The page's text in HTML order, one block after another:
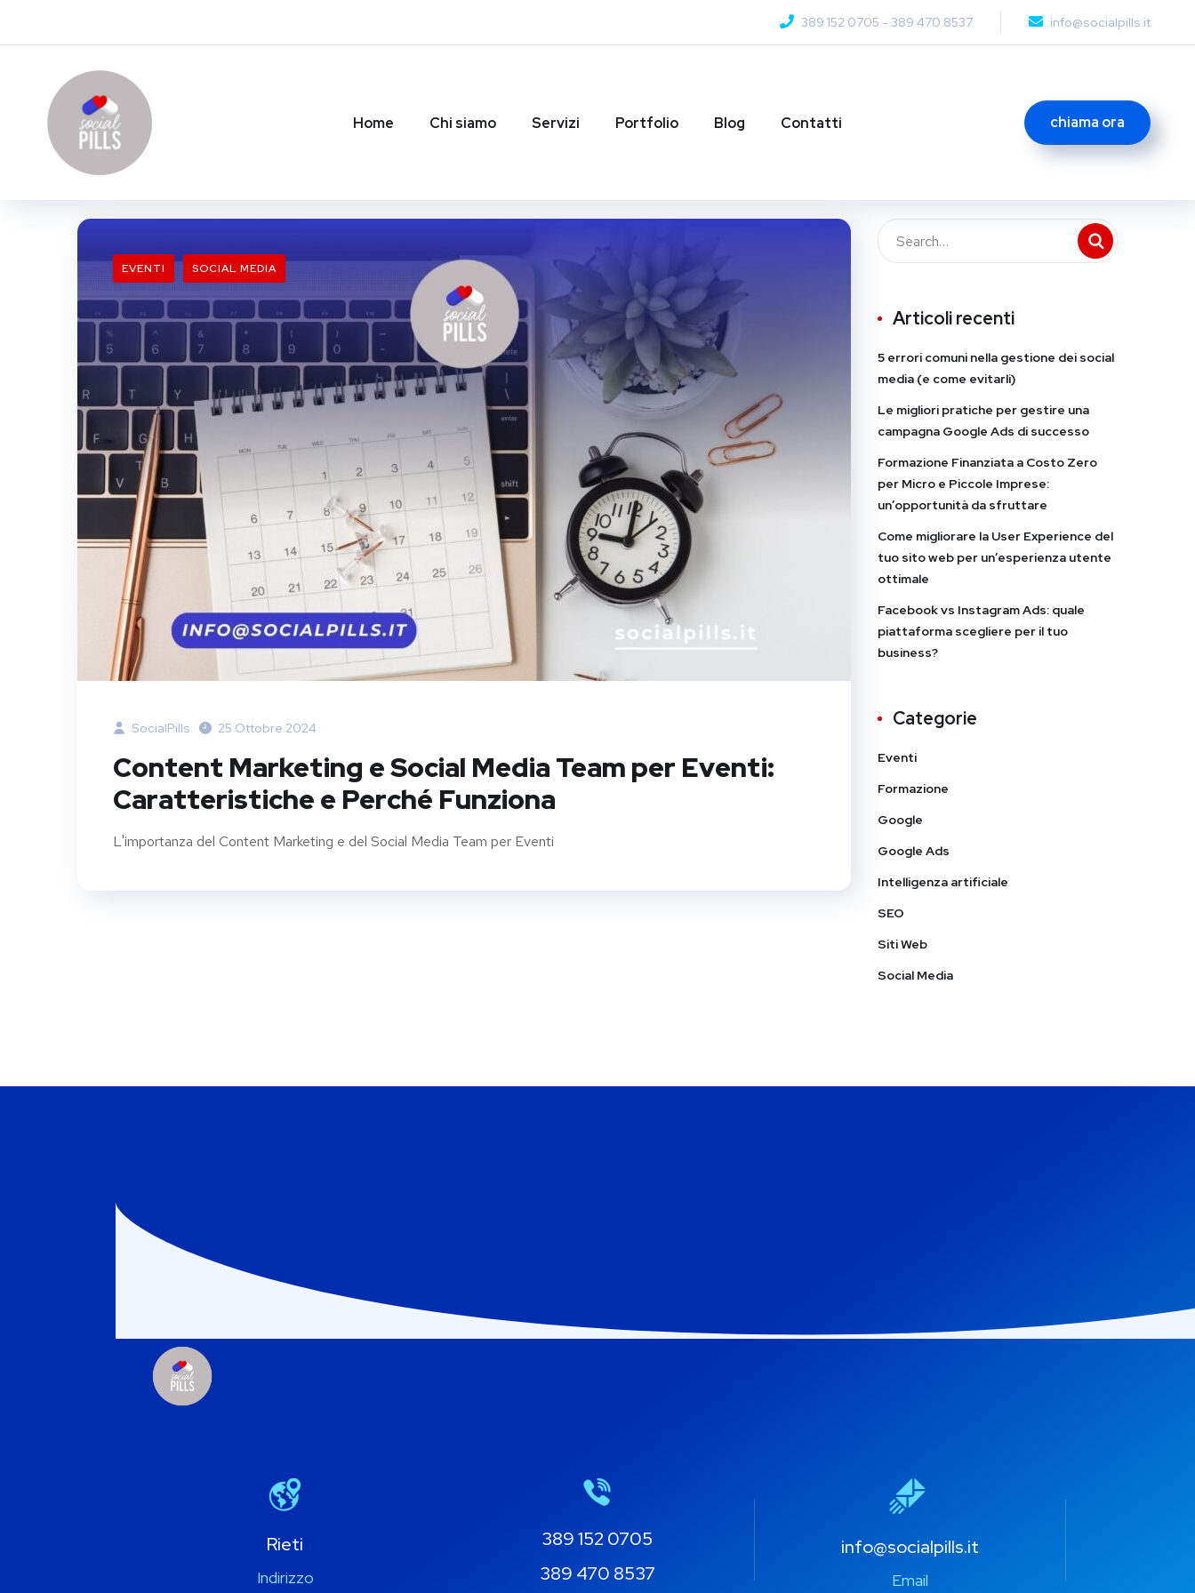
389 152 0705 - 389 470 8537 info@socialpills.it
Home Chi siamo Servizi Portfolio Blog Contatti chiama ora
EVENTI SOCIAL MEDIA
SocialPills 25 Ottobre 2024
Content Marketing e Social Media Team per Eventi:
Caratteristiche e Perché Funziona
L'importanza del Content Marketing e del Social Media Team per Eventi
Articoli recenti
5 errori comuni nella gestione dei social
media (e come evitarli)
Le migliori pratiche per gestire una
campagna Google Ads di successo
Formazione Finanziata a Costo Zero
per Micro e Piccole Imprese:
un’opportunità da sfruttare
Come migliorare la User Experience del
tuo sito web per un’esperienza utente
ottimale
Facebook vs Instagram Ads: quale
piattaforma scegliere per il tuo
business?
Categorie
Eventi
Formazione
Google
Google Ads
Intelligenza artificiale
SEO
Siti Web
Social Media
Rieti
Indirizzo
389 152 0705
389 470 8537
info@socialpills.it
Email